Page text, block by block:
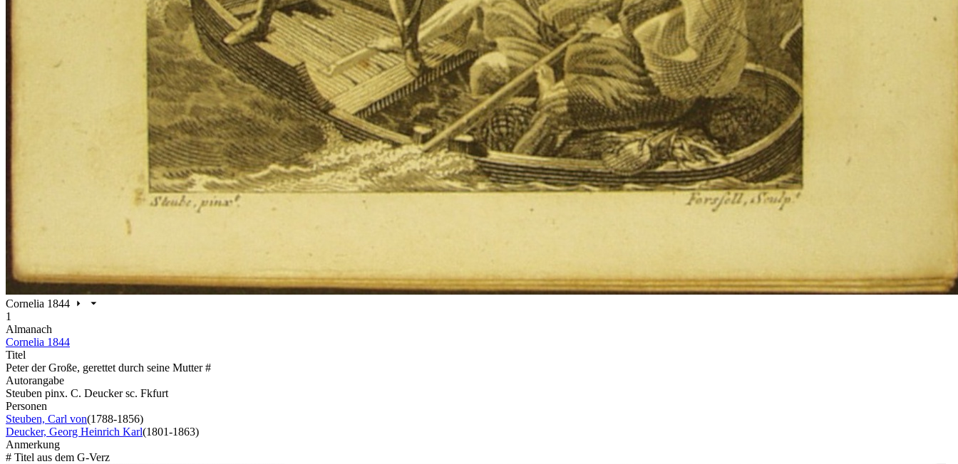
Cornelia 1844
1
Almanach
Cornelia 1844
Titel
Peter der Große, gerettet durch seine Mutter #
Autorangabe
Steuben pinx. C. Deucker sc. Fkfurt
Personen
Steuben, Carl von(1788-1856)
Deucker, Georg Heinrich Karl(1801-1863)
Anmerkung
# Titel aus dem G-Verz